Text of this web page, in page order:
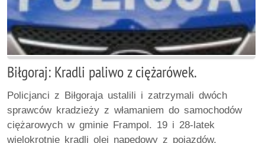
Biłgoraj: Kradli paliwo z ciężarówek.
Policjanci z Biłgoraja ustalili i zatrzymali dwóch
sprawców kradzieży z włamaniem do samochodów
ciężarowych w gminie Frampol. 19 i 28-latek
wielokrotnie kradli olej napędowy z pojazdów,